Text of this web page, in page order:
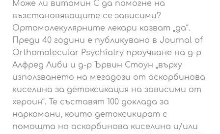
Може ли витамин С да помогне на
възстановяващите се зависими?
Ортомолекулярните лекари казват „да“.
Преди 40 години е публикувано в Journal of
Orthomolecular Psychiatry проучване на д-р
Алфред Либи и д-р Ървин Стоун „върху
използването на мегадози от аскорбинова
киселина за детоксикация на зависими от
хероин“. Те съставят 100 доклада за
наркомани, които детоксикират с
помощта на аскорбинова киселина и/или